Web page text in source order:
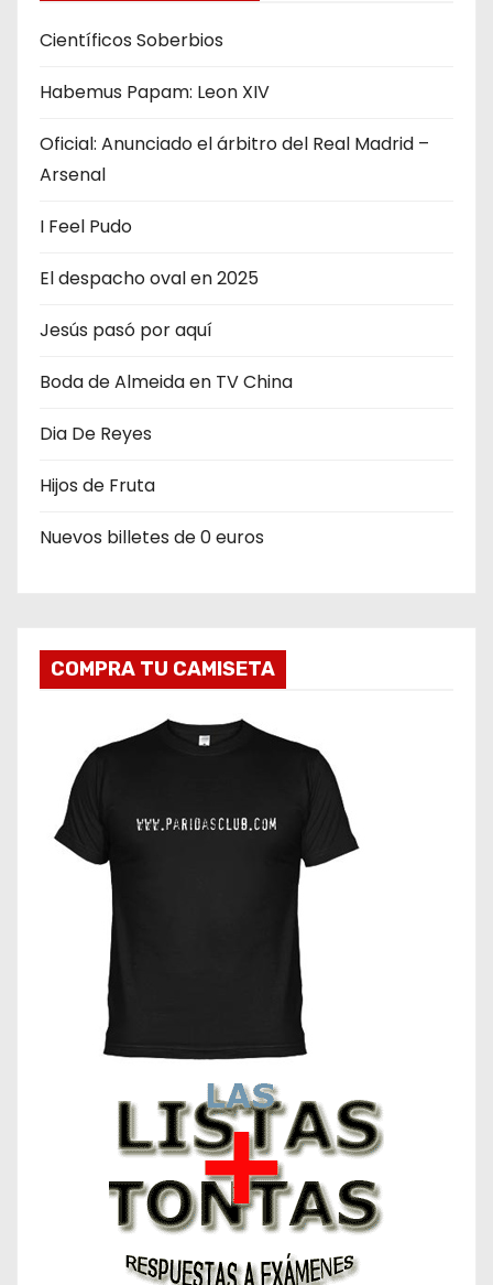
g
i
e
e
r
a
s
Científicos Soberbios
Habemus Papam: Leon XIV
Oficial: Anunciado el árbitro del Real Madrid –
Arsenal
I Feel Pudo
El despacho oval en 2025
Jesús pasó por aquí
Boda de Almeida en TV China
Dia De Reyes
Hijos de Fruta
Nuevos billetes de 0 euros
COMPRA TU CAMISETA